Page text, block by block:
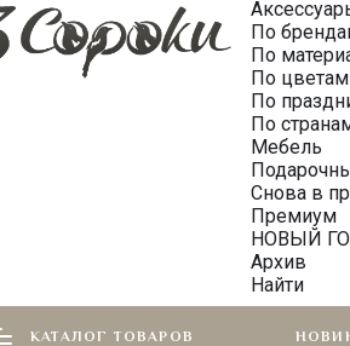
По
По
По цветам
По
По
Мебель
Снова в
Премиум
НОВЫЙ
Архив
Найти
КАТАЛОГ ТОВАРОВ